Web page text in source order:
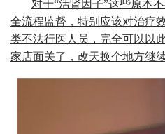
对于“活肾因子”这些原本
全流程监督，特别应该对治疗
类不法行医人员，完全可以以
家店面关了，改天换个地方继